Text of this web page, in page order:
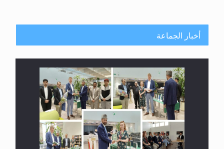
أخبار الجماعة